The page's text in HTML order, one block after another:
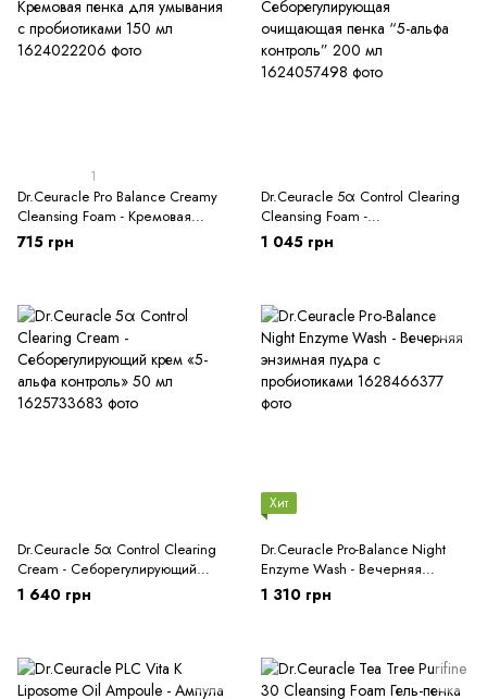
1
Dr.Ceuracle Pro Balance Creamy
Cleansing Foam - Кремовая
пенка для умывания с
пробиотиками 150 мл
715 грн
Dr.Ceuracle 5α Control Clearing
Cleansing Foam -
Себорегулирующая очищающая
пенка “5-альфа контроль” 200
1 045 грн
Dr.Ceuracle 5α Control Clearing
Cream - Себорегулирующий
крем «5-альфа контроль» 50 мл
1 640 грн
Хит
Dr.Ceuracle Pro-Balance Night
Enzyme Wash - Вечерняя
энзимная пудра с пробиотиками
1 310 грн